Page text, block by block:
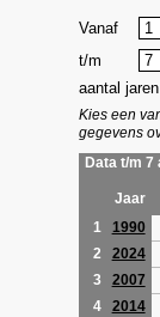
Vanaf
t/m
aantal jaren
Kies een
gegevens
Data t/m 7
Jaar
1
1990
2 2024
3 2007
4 2014